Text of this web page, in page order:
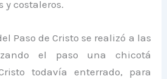
y costaleros.
Paso de Cristo se realizó a las
el paso una chicotá
todavía enterrado, para